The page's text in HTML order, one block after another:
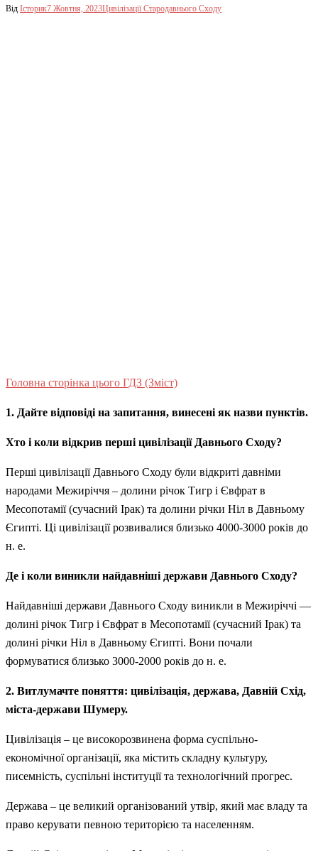
Від Історик7 Жовтня, 2023Цивілізації Стародавнього Сходу
Головна сторінка цього ГДЗ (Зміст)
1. Дайте відповіді на запитання, винесені як назви пунктів.
Хто і коли відкрив перші цивілізації Давнього Сходу?
Перші цивілізації Давнього Сходу були відкриті давніми
народами Межиріччя – долини річок Тигр і Євфрат в
Месопотамії (сучасний Ірак) та долини річки Ніл в Давньому
Єгипті. Ці цивілізації розвивалися близько 4000-3000 років до
н. е.
Де і коли виникли найдавніші держави Давнього Сходу?
Найдавніші держави Давнього Сходу виникли в Межиріччі —
долині річок Тигр і Євфрат в Месопотамії (сучасний Ірак) та
долині річки Ніл в Давньому Єгипті. Вони почали
формуватися близько 3000-2000 років до н. е.
2. Витлумачте поняття: цивілізація, держава, Давній Схід,
міста-держави Шумеру.
Цивілізація – це високорозвинена форма суспільно-
економічної організації, яка містить складну культуру,
писемність, суспільні інституції та технологічний прогрес.
Держава – це великий організований утвір, який має владу та
право керувати певною територією та населенням.